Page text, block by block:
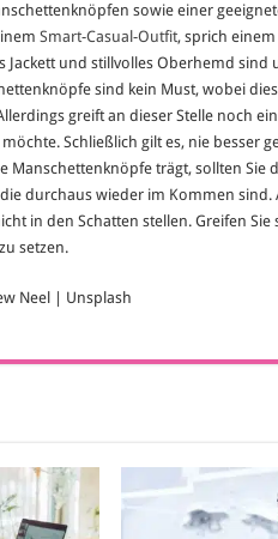
sowie einer
Smart-Casual-Outfit, sprich
Jackett und stillvolles Oberhemd
sind kein Must, wobei
greift an dieser Stelle noch
Schließlich gilt es, nie besser
Manschettenknöpfe trägt, sollten Sie
durchaus wieder im Kommen
in den Schatten stellen. Greifen
setzen.
Neel | Unsplash